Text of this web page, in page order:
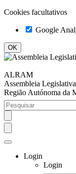
Cookies facultativos
Google
ALRAM
Assembleia Legislativa
Região Autónoma da
Login
Login